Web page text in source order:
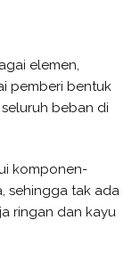
elemen,
pemberi bentuk
beban di
komponen-
sehingga tak ada
ringan dan kayu